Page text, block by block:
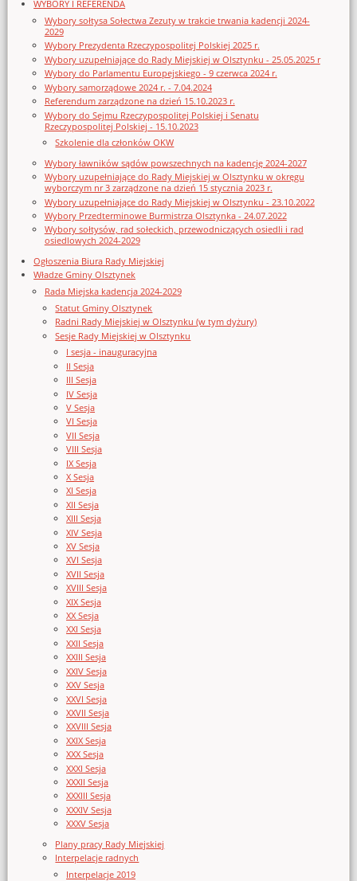
WYBORY I REFERENDA
Wybory sołtysa Sołectwa Zezuty w trakcie trwania kadencji 2024-
2029
Wybory Prezydenta Rzeczypospolitej Polskiej 2025 r.
Wybory uzupełniające do Rady Miejskiej w Olsztynku - 25.05.2025 r
Wybory do Parlamentu Europejskiego - 9 czerwca 2024 r.
Wybory samorządowe 2024 r. - 7.04.2024
Referendum zarządzone na dzień 15.10.2023 r.
Wybory do Sejmu Rzeczypospolitej Polskiej i Senatu
Rzeczypospolitej Polskiej - 15.10.2023
Szkolenie dla członków OKW
Wybory ławników sądów powszechnych na kadencję 2024-2027
Wybory uzupełniające do Rady Miejskiej w Olsztynku w okręgu
wyborczym nr 3 zarządzone na dzień 15 stycznia 2023 r.
Wybory uzupełniające do Rady Miejskiej w Olsztynku - 23.10.2022
Wybory Przedterminowe Burmistrza Olsztynka - 24.07.2022
Wybory sołtysów, rad sołeckich, przewodniczących osiedli i rad
osiedlowych 2024-2029
Ogłoszenia Biura Rady Miejskiej
Władze Gminy Olsztynek
Rada Miejska kadencja 2024-2029
Statut Gminy Olsztynek
Radni Rady Miejskiej w Olsztynku (w tym dyżury)
Sesje Rady Miejskiej w Olsztynku
I sesja - inauguracyjna
II Sesja
III Sesja
IV Sesja
V Sesja
VI Sesja
VII Sesja
VIII Sesja
IX Sesja
X Sesja
XI Sesja
XII Sesja
XIII Sesja
XIV Sesja
XV Sesja
XVI Sesja
XVII Sesja
XVIII Sesja
XIX Sesja
XX Sesja
XXI Sesja
XXII Sesja
XXIII Sesja
XXIV Sesja
XXV Sesja
XXVI Sesja
XXVII Sesja
XXVIII Sesja
XXIX Sesja
XXX Sesja
XXXI Sesja
XXXII Sesja
XXXIII Sesja
XXXIV Sesja
XXXV Sesja
Plany pracy Rady Miejskiej
Interpelacje radnych
Interpelacje 2019